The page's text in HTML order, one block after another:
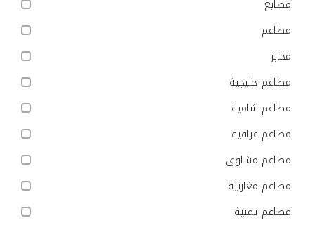
مطابع
مطاعم
مخابز
مطاعم خليجية
مطاعم شامية
مطاعم عراقية
مطاعم مشاوي
مطاعم مغاربية
مطاعم يمنية